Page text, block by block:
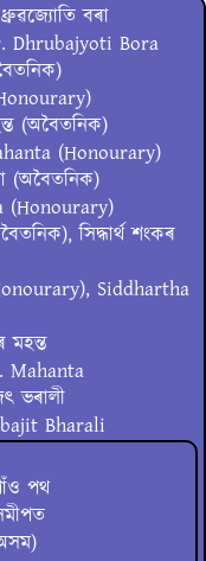
বৰা
Dhrubajyoti Bora
(অবৈতনিক)
(Honourary)
(অবৈতনিক)
(Honourary)
সিদ্ধাৰ্থ শংকৰ
Siddhartha
মহন্ত
Mahanta
ভৰালী
Bharali
পথ